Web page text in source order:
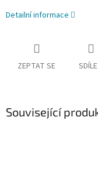
Detailní informace
ZEPTAT SE
Související